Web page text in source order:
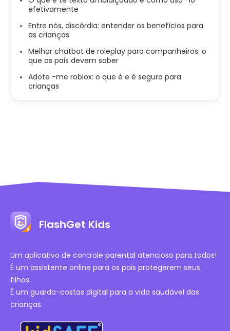
efetivamente
Entre nós, discórdia: entender os benefícios para
as crianças
Melhor chatbot de roleplay para companheiros: o
que os pais devem saber
Adote -me roblox: o que é e é seguro para
crianças
FlashGet Kids
Um aplicativo de controle parental atencioso para todos!
É um assistente online para os pais protegerem seus
filhos.
É um guarda-costas digital para a vida saudável das
crianças.